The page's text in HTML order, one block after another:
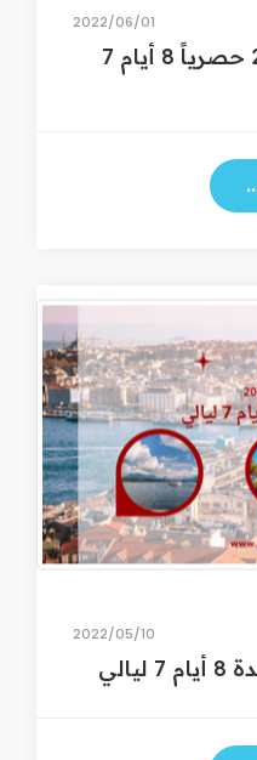
01‏/06‏/2022
رحلة تركيا صيف 2022 حصرياً 8 أيام 7
10‏/05‏/2022